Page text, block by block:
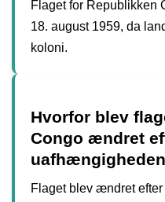
Flaget for Republikken
18. august 1959, da
koloni.
Hvorfor blev
Congo ændret
Flaget blev ændret